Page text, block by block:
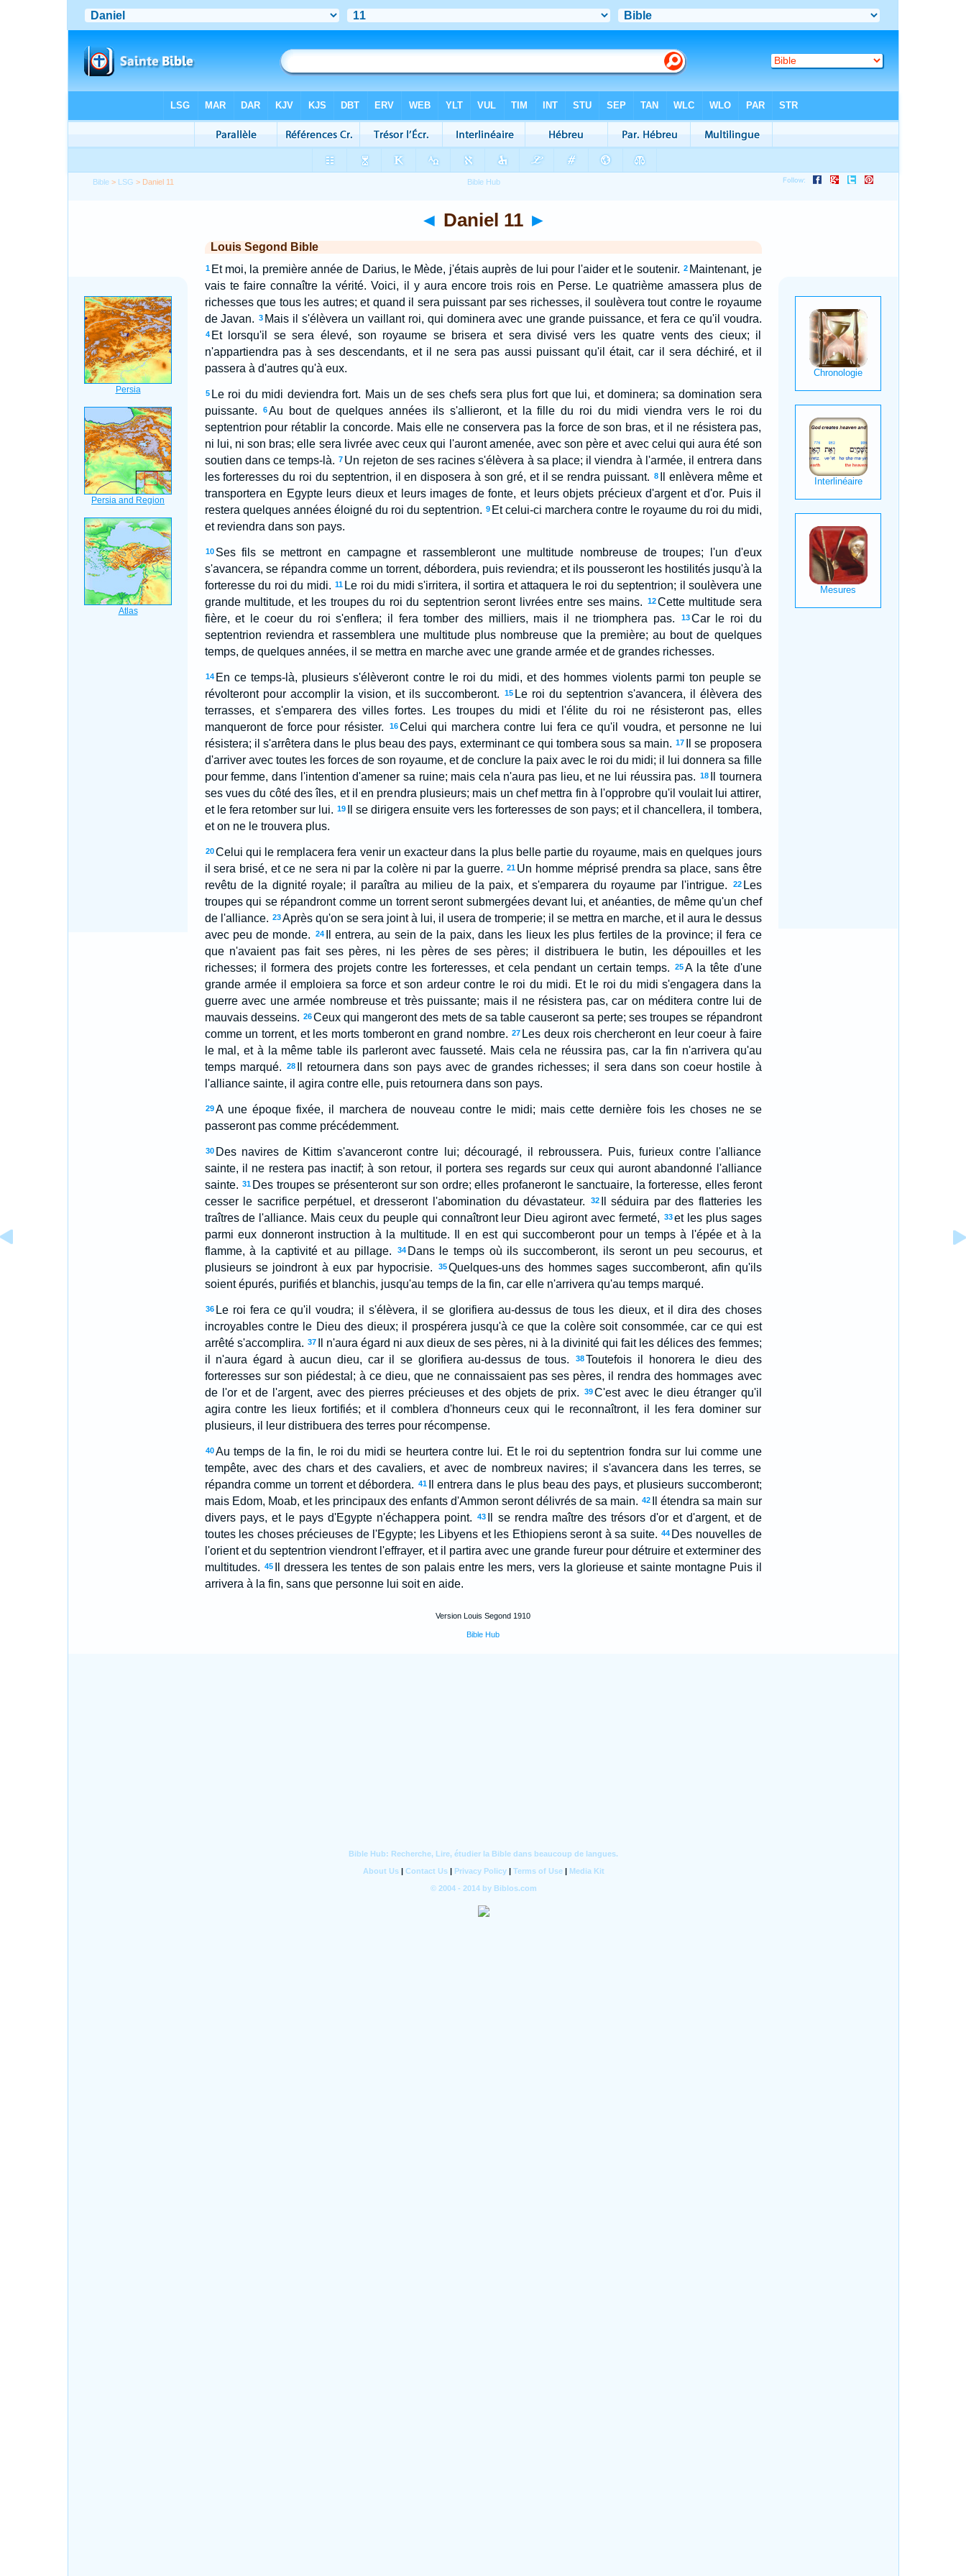
Bible > LSG > Daniel 11
◄ Daniel 11 ►
Louis Segond Bible
1 Et moi, la première année de Darius, le Mède, j'étais auprès de lui pour l'aider et le soutenir. 2 Maintenant, je
vais te faire connaître la vérité. Voici, il y aura encore trois rois en Perse. Le quatrième amassera plus de
richesses que tous les autres; et quand il sera puissant par ses richesses, il soulèvera tout contre le royaume
de Javan.
3 Mais il s'élèvera un vaillant roi, qui dominera avec une grande puissance, et fera ce qu'il voudra.
4 Et lorsqu'il se sera élevé, son royaume se brisera et sera divisé vers les quatre vents des cieux; il
n'appartiendra pas à ses descendants, et il ne sera pas aussi puissant qu'il était, car il sera déchiré, et il
passera à d'autres qu'à eux.
5 Le roi du midi deviendra fort. Mais un de ses chefs sera plus fort que lui, et dominera; sa domination sera
puissante.
6 Au bout de quelques années ils s'allieront, et la fille du roi du midi viendra vers le roi du
septentrion pour rétablir la concorde. Mais elle ne conservera pas la force de son bras, et il ne résistera pas,
ni lui, ni son bras; elle sera livrée avec ceux qui l'auront amenée, avec son père et avec celui qui aura été son
soutien dans ce temps-là. 7 Un rejeton de ses racines s'élèvera à sa place; il viendra à l'armée, il entrera dans
les forteresses du roi du septentrion, il en disposera à son gré, et il se rendra puissant. 8
Il enlèvera même et
transportera en Egypte leurs dieux et leurs images de fonte, et leurs objets précieux d'argent et d'or. Puis il
restera quelques années éloigné du roi du septentrion. 9 Et celui-ci marchera contre le royaume du roi du midi,
et reviendra dans son pays.
10 Ses fils se mettront en campagne et rassembleront une multitude nombreuse de troupes; l'un d'eux
s'avancera, se répandra comme un torrent, débordera, puis reviendra; et ils pousseront les hostilités jusqu'à la
forteresse du roi du midi. 11 Le roi du midi s'irritera, il sortira et attaquera le roi du septentrion; il soulèvera une
grande multitude, et les troupes du roi du septentrion seront livrées entre ses mains.
12 Cette multitude sera
fière, et le coeur du roi s'enflera; il fera tomber des milliers, mais il ne triomphera pas.
13 Car le roi du
septentrion reviendra et rassemblera une multitude plus nombreuse que la première; au bout de quelques
temps, de quelques années, il se mettra en marche avec une grande armée et de grandes richesses.
14 En ce temps-là, plusieurs s'élèveront contre le roi du midi, et des hommes violents parmi ton peuple se
révolteront pour accomplir la vision, et ils succomberont.
15 Le roi du septentrion s'avancera, il élèvera des
terrasses, et s'emparera des villes fortes. Les troupes du midi et l'élite du roi ne résisteront pas, elles
manqueront de force pour résister.
16Celui qui marchera contre lui fera ce qu'il voudra, et personne ne lui
résistera; il s'arrêtera dans le plus beau des pays, exterminant ce qui tombera sous sa main. 17
Il se proposera
d'arriver avec toutes les forces de son royaume, et de conclure la paix avec le roi du midi; il lui donnera sa fille
pour femme, dans l'intention d'amener sa ruine; mais cela n'aura pas lieu, et ne lui réussira pas. 18
Il tournera
ses vues du côté des îles, et il en prendra plusieurs; mais un chef mettra fin à l'opprobre qu'il voulait lui attirer,
et le fera retomber sur lui. 19
Il se dirigera ensuite vers les forteresses de son pays; et il chancellera, il tombera,
et on ne le trouvera plus.
20 Celui qui le remplacera fera venir un exacteur dans la plus belle partie du royaume, mais en quelques jours
il sera brisé, et ce ne sera ni par la colère ni par la guerre. 21 Un homme méprisé prendra sa place, sans être
revêtu de la dignité royale; il paraîtra au milieu de la paix, et s'emparera du royaume par l'intrigue.
22 Les
troupes qui se répandront comme un torrent seront submergées devant lui, et anéanties, de même qu'un chef
de l'alliance. 23 Après qu'on se sera joint à lui, il usera de tromperie; il se mettra en marche, et il aura le dessus
avec peu de monde.
24
Il entrera, au sein de la paix, dans les lieux les plus fertiles de la province; il fera ce
que n'avaient pas fait ses pères, ni les pères de ses pères; il distribuera le butin, les dépouilles et les
richesses; il formera des projets contre les forteresses, et cela pendant un certain temps.
25A la tête d'une
grande armée il emploiera sa force et son ardeur contre le roi du midi. Et le roi du midi s'engagera dans la
guerre avec une armée nombreuse et très puissante; mais il ne résistera pas, car on méditera contre lui de
mauvais desseins. 26Ceux qui mangeront des mets de sa table causeront sa perte; ses troupes se répandront
comme un torrent, et les morts tomberont en grand nombre. 27 Les deux rois chercheront en leur coeur à faire
le mal, et à la même table ils parleront avec fausseté. Mais cela ne réussira pas, car la fin n'arrivera qu'au
temps marqué.
28
Il retournera dans son pays avec de grandes richesses; il sera dans son coeur hostile à
l'alliance sainte, il agira contre elle, puis retournera dans son pays.
29 A une époque fixée, il marchera de nouveau contre le midi; mais cette dernière fois les choses ne se
passeront pas comme précédemment.
30 Des navires de Kittim s'avanceront contre lui; découragé, il rebroussera. Puis, furieux contre l'alliance
sainte, il ne restera pas inactif; à son retour, il portera ses regards sur ceux qui auront abandonné l'alliance
sainte. 31 Des troupes se présenteront sur son ordre; elles profaneront le sanctuaire, la forteresse, elles feront
cesser le sacrifice perpétuel, et dresseront l'abomination du dévastateur.
32
Il séduira par des flatteries les
traîtres de l'alliance. Mais ceux du peuple qui connaîtront leur Dieu agiront avec fermeté, 33et les plus sages
parmi eux donneront instruction à la multitude. Il en est qui succomberont pour un temps à l'épée et à la
flamme, à la captivité et au pillage.
34 Dans le temps où ils succomberont, ils seront un peu secourus, et
plusieurs se joindront à eux par hypocrisie.
35Quelques-uns des hommes sages succomberont, afin qu'ils
soient épurés, purifiés et blanchis, jusqu'au temps de la fin, car elle n'arrivera qu'au temps marqué.
36 Le roi fera ce qu'il voudra; il s'élèvera, il se glorifiera au-dessus de tous les dieux, et il dira des choses
incroyables contre le Dieu des dieux; il prospérera jusqu'à ce que la colère soit consommée, car ce qui est
arrêté s'accomplira. 37
Il n'aura égard ni aux dieux de ses pères, ni à la divinité qui fait les délices des femmes;
il n'aura égard à aucun dieu, car il se glorifiera au-dessus de tous.
38Toutefois il honorera le dieu des
forteresses sur son piédestal; à ce dieu, que ne connaissaient pas ses pères, il rendra des hommages avec
de l'or et de l'argent, avec des pierres précieuses et des objets de prix.
39C'est avec le dieu étranger qu'il
agira contre les lieux fortifiés; et il comblera d'honneurs ceux qui le reconnaîtront, il les fera dominer sur
plusieurs, il leur distribuera des terres pour récompense.
40 Au temps de la fin, le roi du midi se heurtera contre lui. Et le roi du septentrion fondra sur lui comme une
tempête, avec des chars et des cavaliers, et avec de nombreux navires; il s'avancera dans les terres, se
répandra comme un torrent et débordera. 41
Il entrera dans le plus beau des pays, et plusieurs succomberont;
mais Edom, Moab, et les principaux des enfants d'Ammon seront délivrés de sa main. 42
Il étendra sa main sur
divers pays, et le pays d'Egypte n'échappera point.
43
Il se rendra maître des trésors d'or et d'argent, et de
toutes les choses précieuses de l'Egypte; les Libyens et les Ethiopiens seront à sa suite. 44 Des nouvelles de
l'orient et du septentrion viendront l'effrayer, et il partira avec une grande fureur pour détruire et exterminer des
multitudes. 45
Il dressera les tentes de son palais entre les mers, vers la glorieuse et sainte montagne Puis il
arrivera à la fin, sans que personne lui soit en aide.
Version Louis Segond 1910
Bible Hub